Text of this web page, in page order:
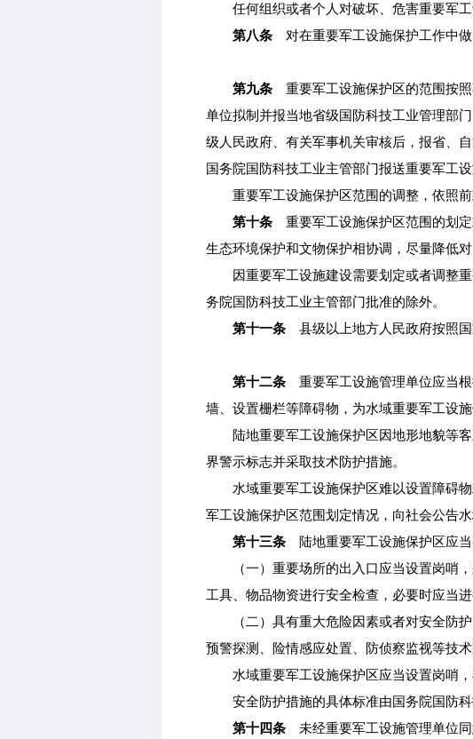
任何组织或者个人对破坏、危害重要军工
第八条 对在重要军工设施保护工作中做
第九条 重要军工设施保护区的范围按
单位拟制并报当地省级国防科技工业管理部
级人民政府、有关军事机关审核后，报省、
国务院国防科技工业主管部门报送重要军工
重要军工设施保护区范围的调整，依照前
第十条 重要军工设施保护区范围的划定
生态环境保护和文物保护相协调，尽量降低
因重要军工设施建设需要划定或者调整重
务院国防科技工业主管部门批准的除外。
第十一条 县级以上地方人民政府按照国
第十二条 重要军工设施管理单位应当
墙、设置栅栏等障碍物，为水域重要军工设
陆地重要军工设施保护区因地形地貌等客
界警示标志并采取技术防护措施。
水域重要军工设施保护区难以设置障碍物
军工设施保护区范围划定情况，向社会公告
第十三条 陆地重要军工设施保护区应当
（一）重要场所的出入口应当设置岗哨，
工具、物品物资进行安全检查，必要时应当
（二）具有重大危险因素或者对安全防护
预警探测、险情感应处置、防侦察监视等技术
水域重要军工设施保护区应当设置岗哨，
安全防护措施的具体标准由国务院国防科
第十四条 未经重要军工设施管理单位同